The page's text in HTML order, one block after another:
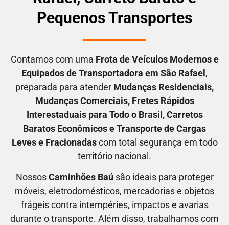
Pequenos Transportes
Contamos com uma Frota de Veículos Modernos e
Equipados de Transportadora em São Rafael ,
preparada para atender Mudanças Residenciais,
Mudanças Comerciais, Fretes Rápidos
Interestaduais para Todo o Brasil , Carretos
Baratos Econômicose Transporte de Cargas
Leves e Fracionadascom total segurança em todo
território nacional.
NossosCaminhões Baúsão ideais para proteger
móveis, eletrodomésticos, mercadorias e objetos
frágeis contra intempéries, impactos e avarias
durante o transporte. Além disso, trabalhamos com